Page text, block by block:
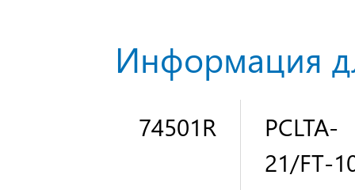
Информация
74501R
PCLTA-
21/FT-